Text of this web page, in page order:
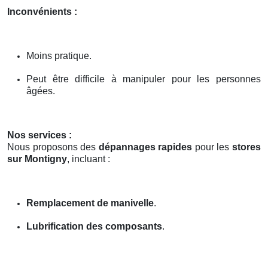
Inconvénients :
Moins pratique.
Peut être difficile à manipuler pour les personnes
âgées.
Nos services :
Nous proposons des dépannages rapides pour lesstores
sur Montigny, incluant :
Remplacement de manivelle.
Lubrification des composants.